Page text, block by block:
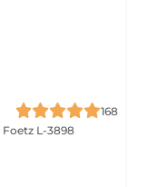
168
Foetz L-3898